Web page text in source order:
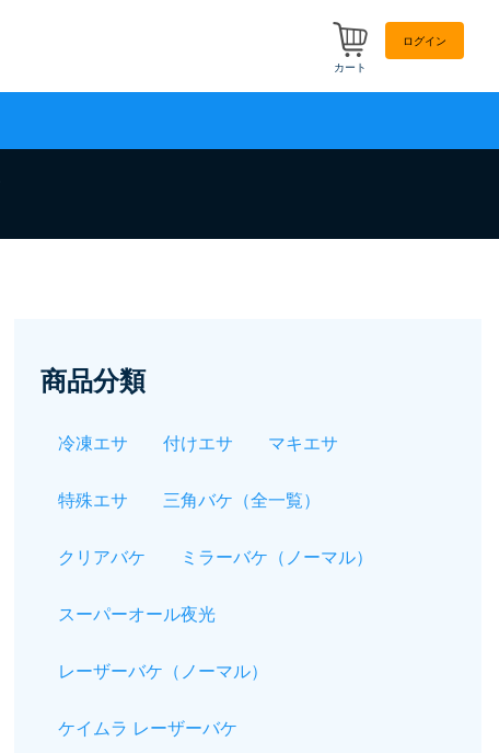
カート
ログイン
商品分類
冷凍エサ 付けエサ マキエサ
特殊エサ 三角バケ（全一覧）
クリアバケ ミラーバケ（ノーマル）
スーパーオール夜光
レーザーバケ（ノーマル）
ケイムラ レーザーバケ